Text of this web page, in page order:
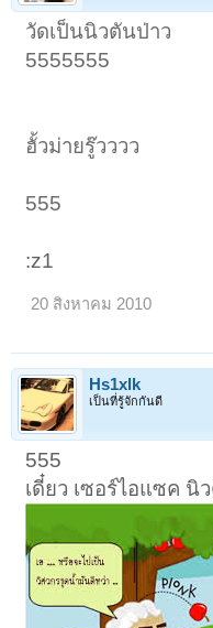
วัดเป็นนิวตันป่าว
5555555
ฮั้วม่ายรู๊วววว
555
:z1
20 สิงหาคม 2010
Hs1xlk
เป็นที่รู้จักกันดี
555
เดี๋ยว เซอร์ไอแซค นิ